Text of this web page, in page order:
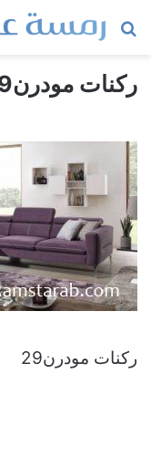
بحث
ركنات مودرن29
ركنات مودرن29